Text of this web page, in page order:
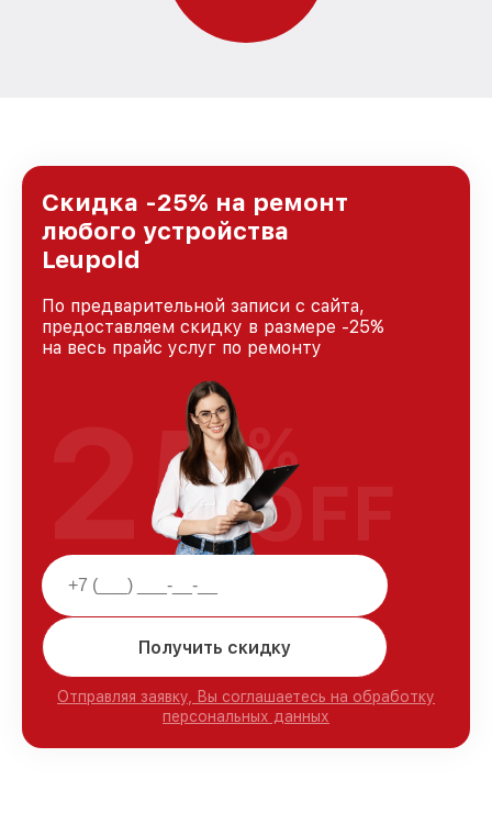
Скидка -25% на ремонт
любого устройства
Leupold
По предварительной записи с сайта,
предоставляем скидку в размере -25%
на весь прайс услуг по ремонту
Получить скидку
Отправляя заявку, Вы соглашаетесь на обработку
персональных данных
25%
OFF